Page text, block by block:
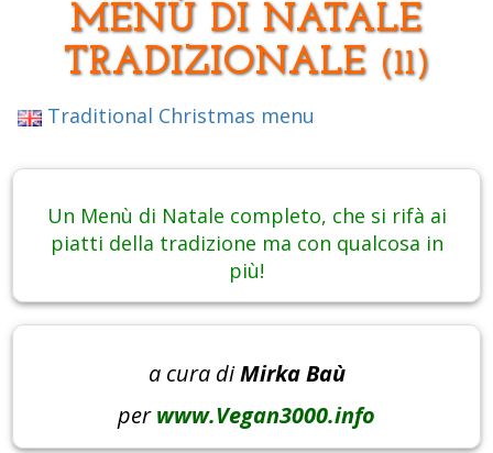
MENÙ DI NATALE
TRADIZIONALE (11)
Traditional Christmas menu
Un Menù di Natale completo, che si rifà ai
piatti della tradizione ma con qualcosa in
più!
a cura diMirka Baù
perwww.Vegan3000.info